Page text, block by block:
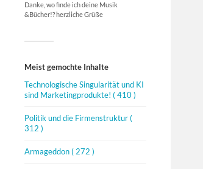
Danke, wo finde ich deine Musik
&Bücher!? herzliche Grüße
Meist gemochte Inhalte
Technologische Singularität und KI
sind Marketingprodukte! ( 410 )
Politik und die Firmenstruktur(
312 )
Armageddon( 272 )